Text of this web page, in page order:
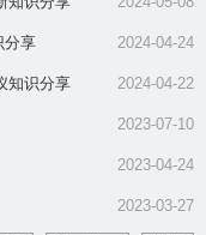
分享 2024-04-24
知识分享 2024-04-22
2023-07-10
2023-04-24
2023-03-27